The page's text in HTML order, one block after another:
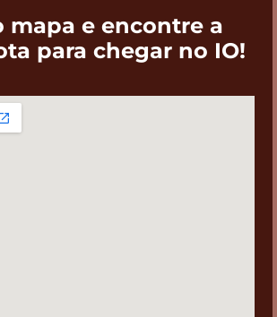
mapa e encontre a
para chegar no IO!